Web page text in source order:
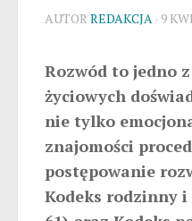
AUTOR REDAKCJA · 9
Rozwód to jedno
życiowych
nie tylko
znajomości
postępowanie
Kodeks rodzinny